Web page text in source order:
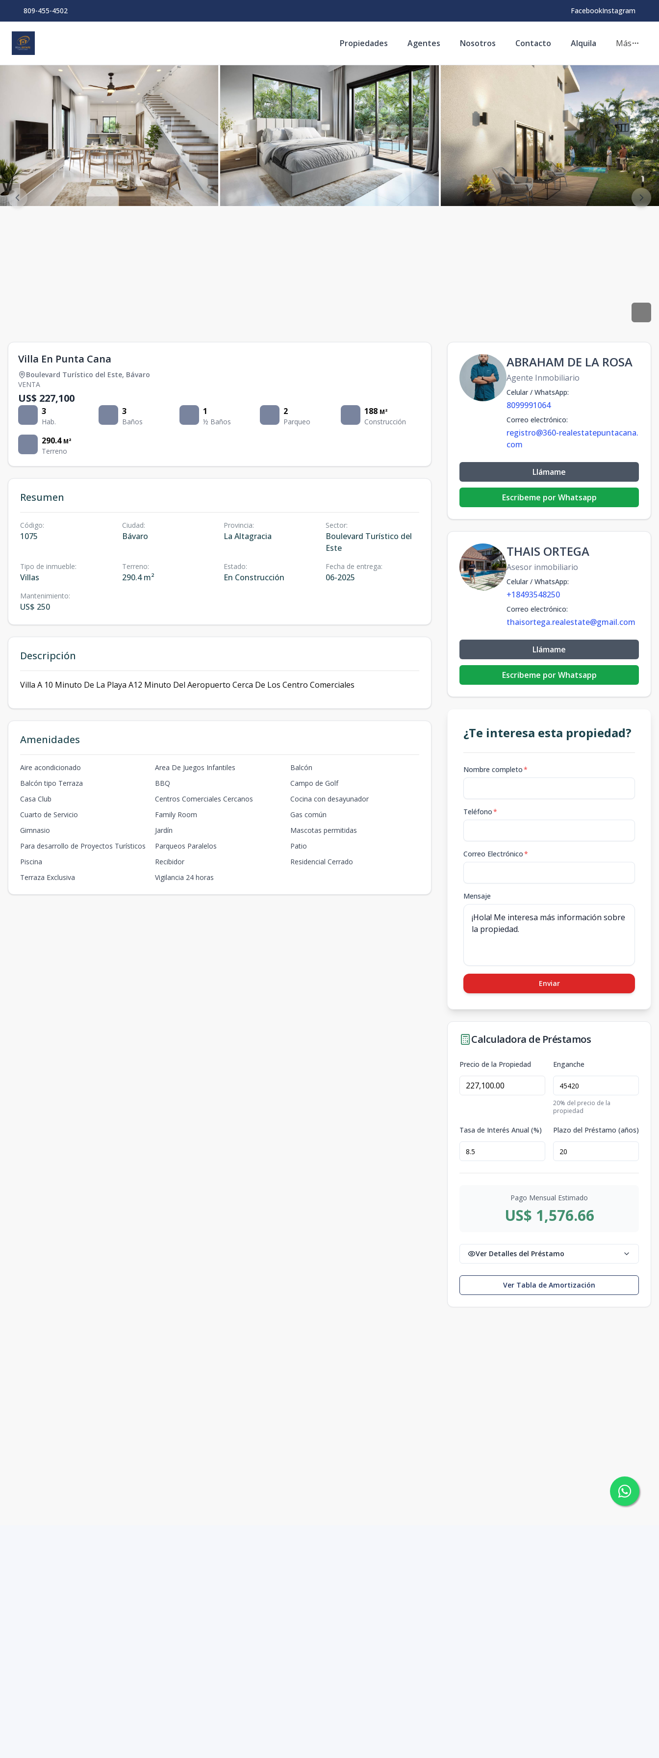
809-455-4502 FacebookInstagram
Propiedades Agentes Nosotros Contacto Alquila Más
Villa En Punta Cana
Boulevard Turístico del Este, Bávaro
VENTA
US$ 227,100
3
Hab.
3
Baños
1
½ Baños
2
Parqueo
188 M²
Construcción
290.4 M²
Terreno
Resumen
Código:
1075
Ciudad:
Bávaro
Provincia:
La Altagracia
Sector:
Boulevard Turístico del
Este
Tipo de inmueble:
Villas
Terreno:
290.4 m²
Estado:
En Construcción
Fecha de entrega:
06-2025
Mantenimiento:
US$ 250
Descripción
Villa A 10 Minuto De La Playa A12 Minuto Del Aeropuerto Cerca De Los Centro Comerciales
Amenidades
Aire acondicionado Area De Juegos Infantiles
Balcón
Balcón tipo Terraza
BBQ
Campo de Golf
Casa Club
Centros Comerciales Cercanos
Cocina con desayunador
Cuarto de Servicio
Family Room
Gas común
Gimnasio
Jardín
Mascotas permitidas
Para desarrollo de Proyectos Turísticos
Parqueos Paralelos
Patio
Piscina
Recibidor
Residencial Cerrado
Terraza Exclusiva
Vigilancia 24 horas
ABRAHAM DE LA ROSA
Agente Inmobiliario
Celular / WhatsApp:
8099991064
Correo electrónico:
registro@360-realestatepuntacana.
com
Llámame
Escribeme por Whatsapp
THAIS ORTEGA
Asesor inmobiliario
Celular / WhatsApp:
+18493548250
Correo electrónico:
thaisortega.realestate@gmail.com
Llámame
Escribeme por Whatsapp
¿Te interesa esta propiedad?
Nombre completo*
Teléfono*
Correo Electrónico*
Mensaje
Enviar
Calculadora de Préstamos
Precio de la Propiedad Enganche
20% del precio de la
propiedad
Tasa de Interés Anual (%) Plazo del Préstamo (años)
Pago Mensual Estimado
US$ 1,576.66
Ver Detalles del Préstamo
Ver Tabla de Amortización